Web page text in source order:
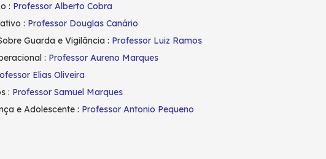
: Professor Alberto Cobra
: Professor Douglas Canário
Guarda e Vigilância : Professor Luiz Ramos
: Professor Aureno Marques
Elias Oliveira
: Professor Samuel Marques
e Adolescente : Professor Antonio Pequeno